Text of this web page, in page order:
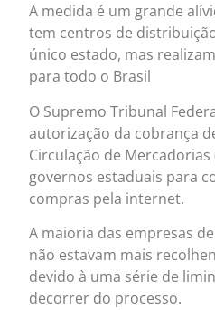
A medida é um grande
tem centros de
único estado, mas
para todo o Brasil
O Supremo Tribunal
autorização da cobrança
Circulação de Mercadorias
governos estaduais para
compras pela internet.
A maioria das empresas
não estavam mais
devido à uma série de
decorrer do processo.